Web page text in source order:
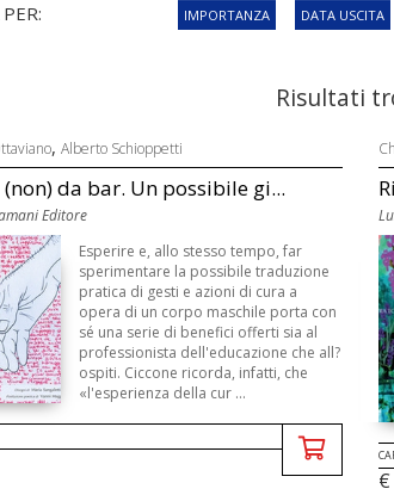
IMPORTANZA DATA USCITA
Risultati
, Alberto Schioppetti
da bar. Un possibile gi...
Editore
Esperire e, allo stesso tempo, far
sperimentare la possibile traduzione
pratica di gesti e azioni di cura a
opera di un corpo maschile porta con
sé una serie di benefici offerti sia al
professionista dell'educazione che all?
ospiti. Ciccone ricorda, infatti, che
«l'esperienza della cur ...